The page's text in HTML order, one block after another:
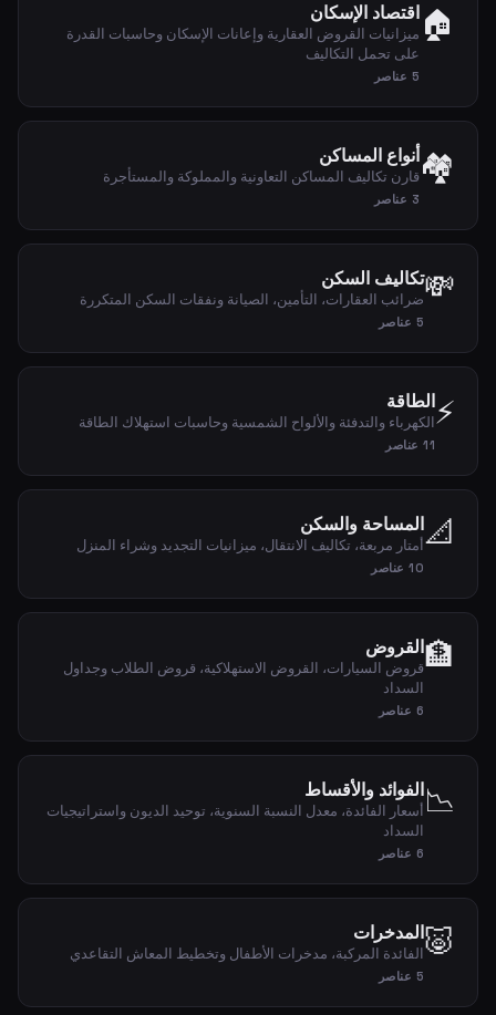
🏠 اقتصاد الإسكان
ميزانيات القروض العقارية وإعانات الإسكان وحاسبات القدرة
على تحمل التكاليف
5 عناصر
🏘️ أنواع المساكن
قارن تكاليف المساكن التعاونية والمملوكة والمستأجرة
3 عناصر
💸تكاليف السكن
ضرائب العقارات، التأمين، الصيانة ونفقات السكن المتكررة
5 عناصر
⚡الطاقة
الكهرباء والتدفئة والألواح الشمسية وحاسبات استهلاك الطاقة
11 عناصر
📐المساحة والسكن
أمتار مربعة، تكاليف الانتقال، ميزانيات التجديد وشراء المنزل
10 عناصر
🏦القروض
قروض السيارات، القروض الاستهلاكية، قروض الطلاب وجداول
السداد
6 عناصر
📉الفوائد والأقساط
أسعار الفائدة، معدل النسبة السنوية، توحيد الديون واستراتيجيات
السداد
6 عناصر
🐷المدخرات
الفائدة المركبة، مدخرات الأطفال وتخطيط المعاش التقاعدي
5 عناصر